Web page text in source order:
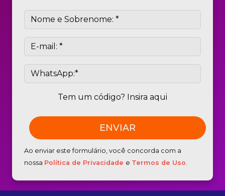
Tem um código? Insira aqui
Ao enviar este formulário, você concorda com a
nossa Política de Privacidade e Termos de Uso.